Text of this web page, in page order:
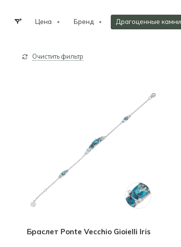
Цена Бренд Драгоценные камни
Очистить фильтр
Браслет Ponte Vecchio Gioielli Iris